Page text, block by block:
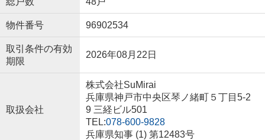
物件番号 96902534
取引条件の有効
期限
2026年08月22日
取扱会社
株式会社SuMirai
兵庫県神戸市中央区琴ノ緒町５丁目5-2
9 三経ビル501
TEL:078-600-9828
兵庫県知事 (1) 第12483号